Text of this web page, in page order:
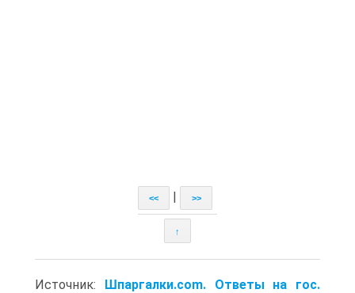
<< >>
↑
Источник: Шпаргалки.com. Ответы на гос.